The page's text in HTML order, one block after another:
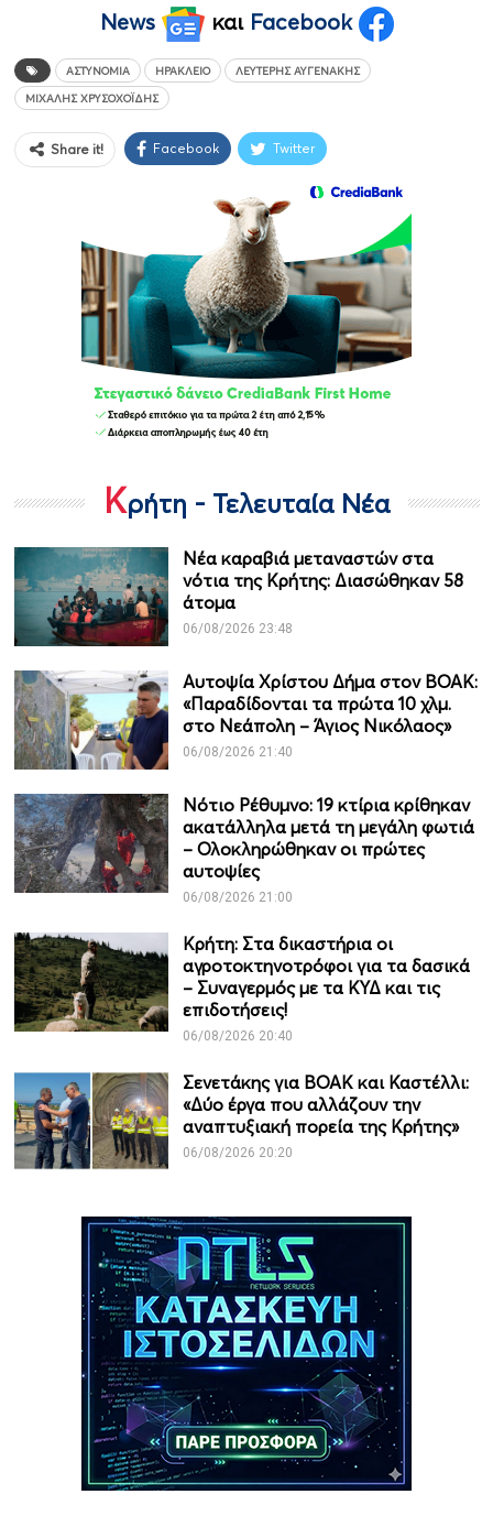
News
και Facebook
ΑΣΤΥΝΟΜΊΑ ΗΡΆΚΛΕΙΟ ΛΕΥΤΈΡΗΣ ΑΥΓΕΝΆΚΗΣ
ΜΙΧΆΛΗΣ ΧΡΥΣΟΧΟΪ́ΔΗΣ
Share it! Facebook Twitter
Κρήτη - Τελευταία Νέα
Νέα καραβιά μεταναστών στα
νότια της Κρήτης: Διασώθηκαν 58
άτομα
06/08/2026 23:48
Αυτοψία Χρίστου Δήμα στον ΒΟΑΚ:
«Παραδίδονται τα πρώτα 10 χλμ.
στο Νεάπολη – Άγιος Νικόλαος»
06/08/2026 21:40
Νότιο Ρέθυμνο: 19 κτίρια κρίθηκαν
ακατάλληλα μετά τη μεγάλη φωτιά
– Ολοκληρώθηκαν οι πρώτες
αυτοψίες
06/08/2026 21:00
Κρήτη: Στα δικαστήρια οι
αγροτοκτηνοτρόφοι για τα δασικά
– Συναγερμός με τα ΚΥΔ και τις
επιδοτήσεις!
06/08/2026 20:40
Σενετάκης για ΒΟΑΚ και Καστέλλι:
«Δύο έργα που αλλάζουν την
αναπτυξιακή πορεία της Κρήτης»
06/08/2026 20:20